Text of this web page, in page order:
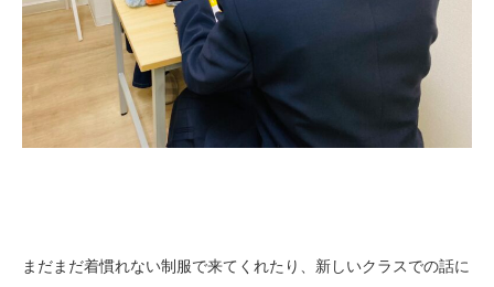
まだまだ着慣れない制服で来てくれたり、新しいクラスでの話に